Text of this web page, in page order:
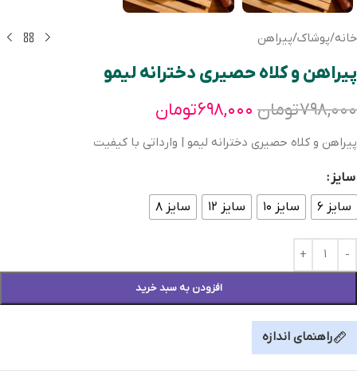
خانه/پوشاک/پیراهن
پیراهن و کلاه حصیری دخترانه لیمو
۷۹۸,۰۰۰تومان ۶۹۸,۰۰۰تومان
پیراهن و کلاه حصیری دخترانه لیمو | وارداتی با کیفیت
سایز
سایز ۶
سایز ۱۰ سایز ۱۲ سایز ۸
افزودن به سبد خرید
راهنمای اندازه